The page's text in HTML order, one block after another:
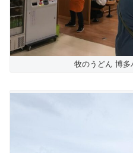
牧のうどん 博多